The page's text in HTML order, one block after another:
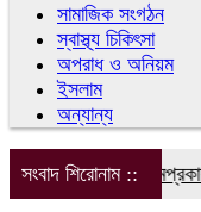
সামাজিক সংগঠন
স্বাস্থ্য চিকিৎসা
অপরাধ ও অনিয়ম
ইসলাম
অন্যান্য
সংবাদ শিরোনাম ::
ফোরামের আত্মপ্রকাশ